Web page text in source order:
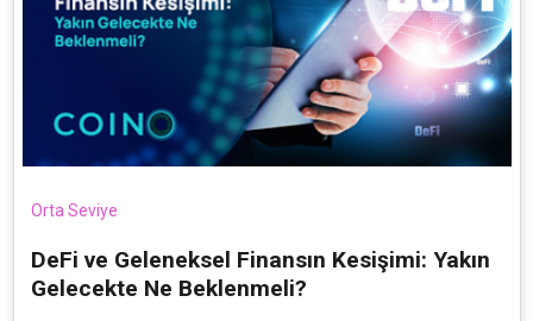
Orta Seviye
DeFi ve Geleneksel Finansın Kesişimi: Yakın
Gelecekte Ne Beklenmeli?